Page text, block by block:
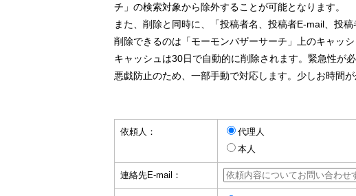
チ」の検索対象から除外することが可能となります。
また、削除と同時に、「投稿者名、投稿者E-mail、投
削除できるのは「モーモンバザーサーチ」上のキャッ
キャッシュは30日で自動的に削除されます。緊急性が
悪戯防止のため、一部手動で対応します。少しお時間
依頼人：
代理人
本人
連絡先E-mail：